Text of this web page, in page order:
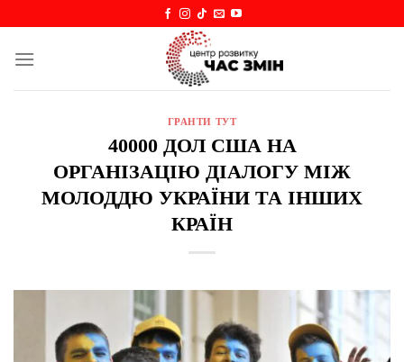
content
ГРАНТИ ТУТ
40000 ДОЛ США НА
ОРГАНІЗАЦІЮ ДІАЛОГУ МІЖ
МОЛОДДЮ УКРАЇНИ ТА ІНШИХ
КРАЇН